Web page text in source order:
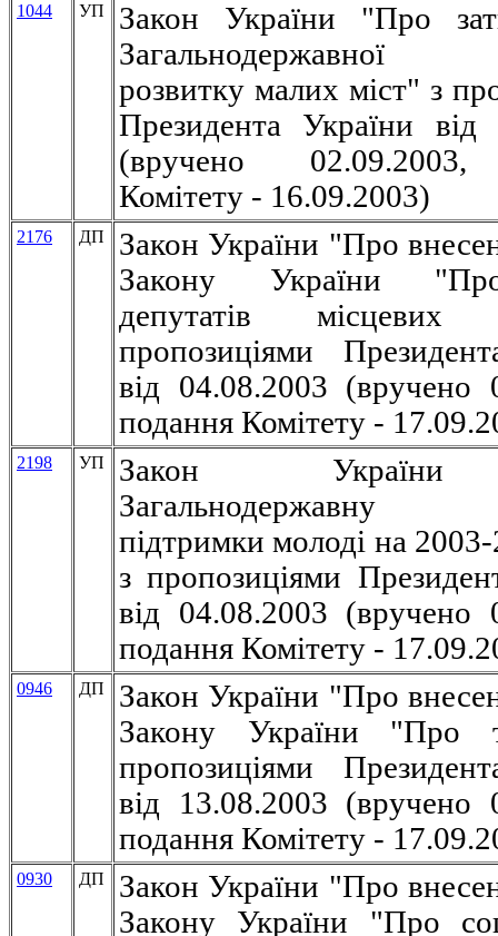
1044 УП
Закон України "Про
Загальнодержавної
розвитку малих міст" з
Президента України від
(вручено
Комітету - 16.09.2003)
2176 ДП
Закон України "Про
Закону України
депутатів
пропозиціями
від 04.08.2003 (вручено
подання Комітету -
2198 УП
Закон
Загальнодержавну
підтримки молоді на
з пропозиціями
від 04.08.2003 (вручено
подання Комітету -
0946 ДП
Закон України "Про
Закону України "Про
пропозиціями
від 13.08.2003 (вручено
подання Комітету -
0930 ДП
Закон України "Про
Закону України "Про